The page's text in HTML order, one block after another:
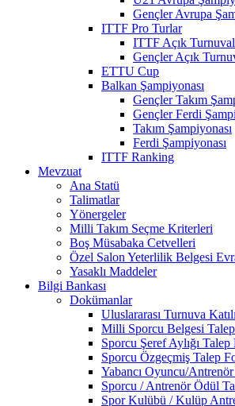
Gençler Avrupa
ITTF Pro Turlar
ITTF Açık
Gençler Açık
ETTU Cup
Balkan Şampiyonası
Gençler Takım
Gençler Ferdi
Takım Şampiyonası
Ferdi Şampiyonası
ITTF Ranking
Mevzuat
Ana Statü
Talimatlar
Yönergeler
Milli Takım Seçme Kriterleri
Boş Müsabaka Cetvelleri
Özel Salon Yeterlilik Belgesi
Yasaklı Maddeler
Bilgi Bankası
Dokümanlar
Uluslararası Turnuva
Milli Sporcu Belgesi
Sporcu Şeref Aylığı Talep
Sporcu Özgeçmiş Talep
Yabancı Oyuncu/
Sporcu / Antrenör Ödül
Spor Kulübü / Kulüp